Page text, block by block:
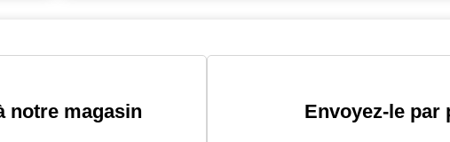
notre magasin Envoyez-le par